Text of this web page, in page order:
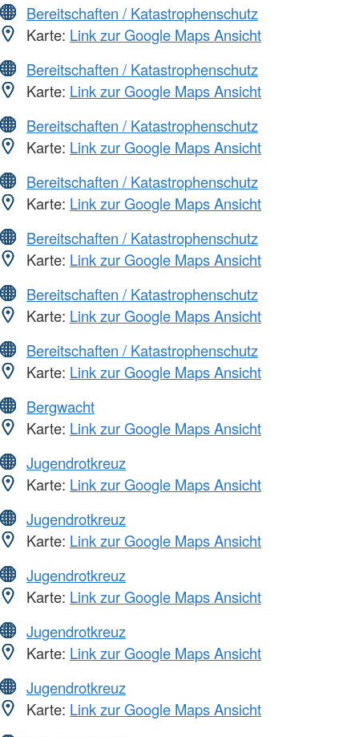
Bereitschaften / Katastrophenschutz
Karte: Link zur Google Maps Ansicht
Bereitschaften / Katastrophenschutz
Karte: Link zur Google Maps Ansicht
Bereitschaften / Katastrophenschutz
Karte: Link zur Google Maps Ansicht
Bereitschaften / Katastrophenschutz
Karte: Link zur Google Maps Ansicht
Bereitschaften / Katastrophenschutz
Karte: Link zur Google Maps Ansicht
Bereitschaften / Katastrophenschutz
Karte: Link zur Google Maps Ansicht
Bereitschaften / Katastrophenschutz
Karte: Link zur Google Maps Ansicht
Bergwacht
Karte: Link zur Google Maps Ansicht
Jugendrotkreuz
Karte: Link zur Google Maps Ansicht
Jugendrotkreuz
Karte: Link zur Google Maps Ansicht
Jugendrotkreuz
Karte: Link zur Google Maps Ansicht
Jugendrotkreuz
Karte: Link zur Google Maps Ansicht
Jugendrotkreuz
Karte: Link zur Google Maps Ansicht